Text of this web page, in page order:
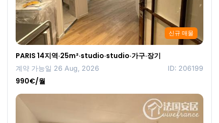
신규 매물
PARIS 14지역·25m²·studio·studio·가구·장기
계약 가능일 26 Aug, 2026 ID: 206199
990€/월